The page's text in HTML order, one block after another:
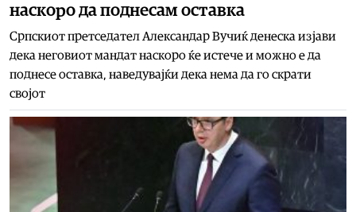
наскоро да поднесам оставка
Српскиот претседател Александар Вучиќ денеска изјави
дека неговиот мандат наскоро ќе истече и можно е да
поднесе оставка, наведувајќи дека нема да го скрати
својот